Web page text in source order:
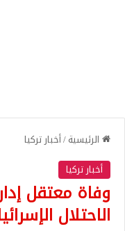
الرئيسية/أخبار تركيا
أخبار تركيا
وفاة معتقل
الاحتلال